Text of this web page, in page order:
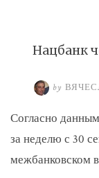
Нацбанк
by
Согласно
за неделю с 30
межбанковском